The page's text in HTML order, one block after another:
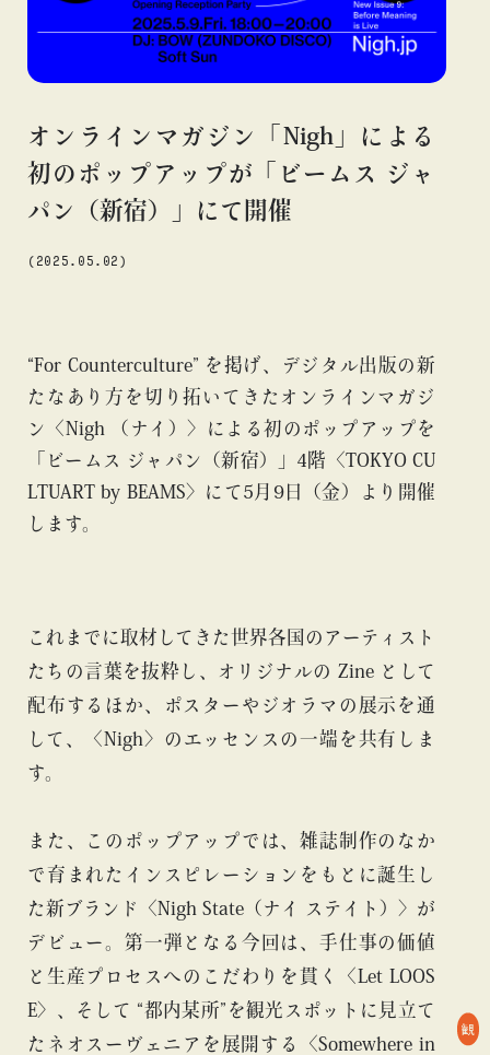
blog blog
#アニメ
#エンタメ #ギャラリー #グッズ
#デザイン
#ビームス カルチャー ト 高輪
#ビームス ジャパン
#ファッション
#フェニカ #マンガ
#モノ・カルチャ
#ライブ
#レコード #写真 #抽選販売 #漫画
#絵画
#美術館 #言葉 #連載 #音楽
オンラインマガジン「Nigh」による
初のポップアップが「ビームス ジャ
パン（新宿）」にて開催
(2025.05.02)
“For Counterculture” を掲げ、デジタル出版の新
たなあり方を切り拓いてきたオンラインマガジ
ン〈Nigh （ナイ）〉による初のポップアップを
「ビームス ジャパン（新宿）」4階〈TOKYO CU
LTUART by BEAMS〉にて5月9日（金）より開催
します。
これまでに取材してきた世界各国のアーティスト
たちの言葉を抜粋し、オリジナルの Zine として
配布するほか、ポスターやジオラマの展示を通
して、〈Nigh〉のエッセンスの一端を共有しま
す。
また、このポップアップでは、雑誌制作のなか
で育まれたインスピレーションをもとに誕生し
た新ブランド〈Nigh State（ナイ ステイト）〉が
デビュー。第一弾となる今回は、手仕事の価値
と生産プロセスへのこだわりを貫く〈Let LOOS
E〉、そして “都内某所”を観光スポットに見立て
たネオスーヴェニアを展開する〈Somewhere in
観